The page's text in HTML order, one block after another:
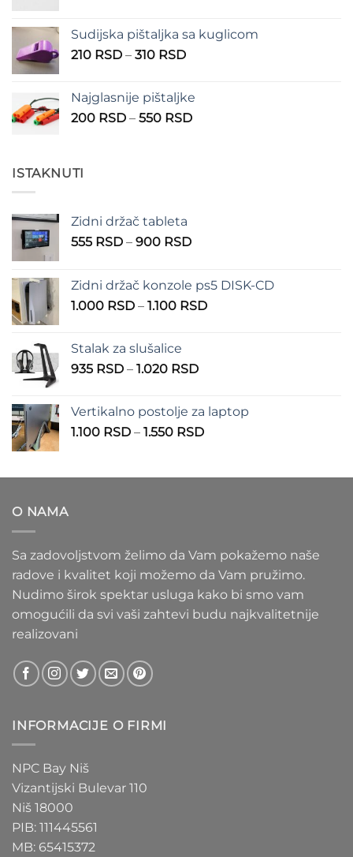
Sudijska pištaljka sa kuglicom
210 RSD – 310 RSDRaspon
210 RSD
do
Najglasnije pištaljke
200 RSD – 550 RSDRaspon
ISTAKNUTI
Zidni držač tableta
555 RSD – 900 RSDRaspon
555 RSD
do
Zidni držač konzole ps5 DISK-CD
1.000 RSD – 1.100 RSDRaspon
Stalak za slušalice
935 RSD – 1.020 RSDRaspon
935 RSD
do
Vertikalno postolje za laptop
1.100 RSD – 1.550 RSDRaspon
1.100 RSD
O NAMA
Sa zadovoljstvom želimo da Vam pokažemo naše
radove i kvalitet koji možemo da Vam pružimo.
Nudimo širok spektar usluga kako bi smo vam
omogućili da svi vaši zahtevi budu najkvalitetnije
realizovani
INFORMACIJE O FIRMI
NPC Bay Niš
Vizantijski Bulevar 110
Niš 18000
PIB: 111445561
MB: 65415372